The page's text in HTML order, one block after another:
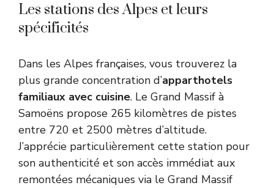
Les stations des Alpes et leurs
spécificités
Dans les Alpes françaises, vous trouverez la
plus grande concentration d’apparthotels
familiaux avec cuisine. Le Grand Massif à
Samoëns propose 265 kilomètres de pistes
entre 720 et 2500 mètres d’altitude.
J’apprécie particulièrement cette station pour
son authenticité et son accès immédiat aux
remontées mécaniques via le Grand Massif